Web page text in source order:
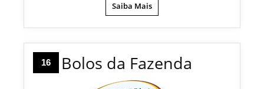
Saiba Mais
16 Bolos da Fazenda